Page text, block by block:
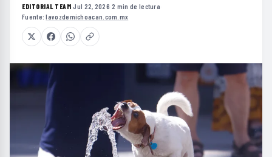
EDITORIAL TEAM·Jul 22, 2026·2 min de lectura·
Fuente:lavozdemichoacan.com.mx